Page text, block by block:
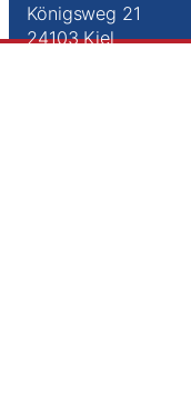
Königsweg 21
24103 Kiel